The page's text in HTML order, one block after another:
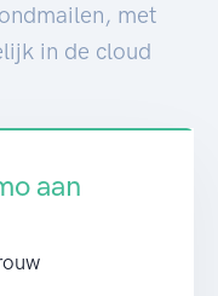
met
in de cloud
aan